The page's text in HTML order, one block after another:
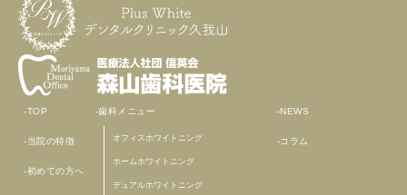
TOP
当院の特徴
初めての方へ
歯科メニュー
オフィスホワイトニング
ホームホワイトニング
デュアルホワイトニング
NEWS
コラム